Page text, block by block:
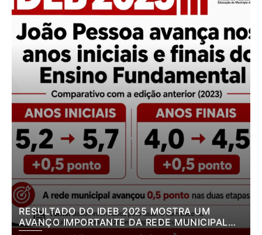
RESULTADO DO IDEB 2025 MOSTRA UM
AVANÇO IMPORTANTE DA REDE MUNICIPAL